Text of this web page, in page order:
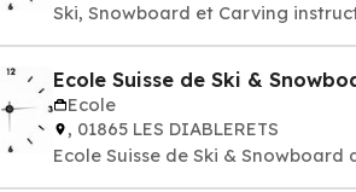
Ski, Snowboard et Carving
Ecole Suisse de Ski &
Ecole
, 01865 LES DIABLERETS
Ecole Suisse de Ski & Snowboard